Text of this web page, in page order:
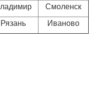
Смоленск
Рязань Иваново